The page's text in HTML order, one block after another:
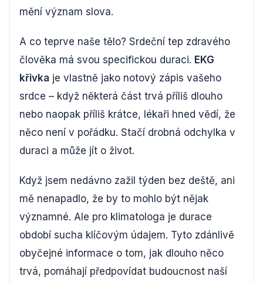
mění význam slova.
A co teprve naše tělo? Srdeční tep zdravého
člověka má svou specifickou duraci. EKG
křivka je vlastně jako notový zápis vašeho
srdce – když některá část trvá příliš dlouho
nebo naopak příliš krátce, lékaři hned vědí, že
něco není v pořádku. Stačí drobná odchylka v
duraci a může jít o život.
Když jsem nedávno zažil týden bez deště, ani
mě nenapadlo, že by to mohlo být nějak
významné. Ale pro klimatologa je durace
období sucha klíčovým údajem. Tyto zdánlivě
obyčejné informace o tom, jak dlouho něco
trvá, pomáhají předpovídat budoucnost naší